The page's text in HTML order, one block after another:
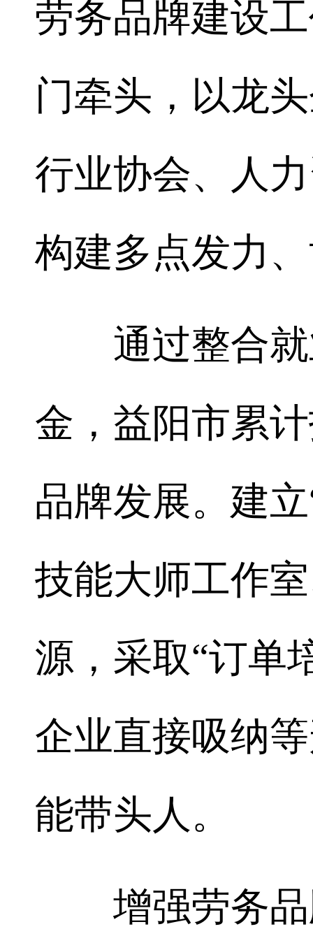
劳务品牌建设
门牵头，以龙
行业协会、人
构建多点发力
通过整合就
金，益阳市累
品牌发展。建
技能大师工作
源，采取“订单
企业直接吸纳
能带头人。
增强劳务品